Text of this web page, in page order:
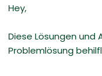
Hey,
Diese Lösungen und
Problemlösung